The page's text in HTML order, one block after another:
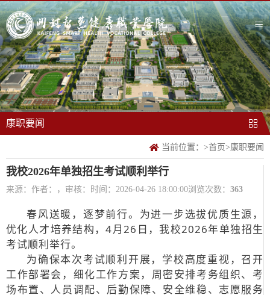
康职要闻
当前位置： >首页>康职要闻
我校2026年单独招生考试顺利举行
来源： 作者：，审核： 时间：2026-04-26 18:00:00浏览次数： 363
春风送暖，逐梦前行。为进一步选拔优质生源，
优化人才培养结构，4月26日，我校2026年单独招生
考试顺利举行。
为确保本次考试顺利开展，学校高度重视，召开
工作部署会，细化工作方案， 周密安排考务组织、考
场布置、人员调配、后勤保障、安全维稳、志愿服务